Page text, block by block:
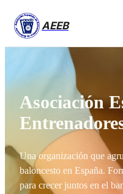
AEEB
Asociación
Una organización que
baloncesto en España.
para crecer juntos en el